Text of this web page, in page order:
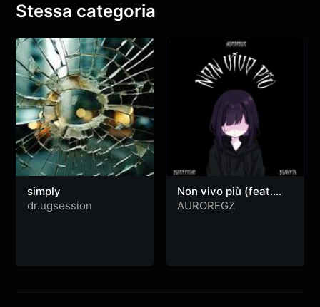
Stessa categoria
simply
dr.ugsession
Non vivo più (feat.
Blanxon, Blvckrosae)
AUROREGZ